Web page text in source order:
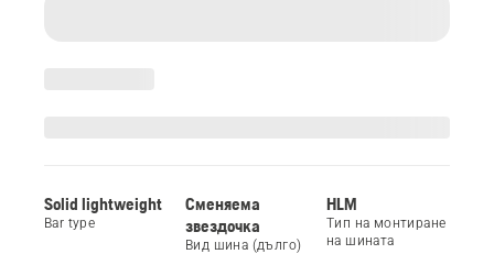
Solid lightweight
Bar type
Сменяема
звездочка
Вид шина (дълго)
HLM
Тип на монтиране
на шината